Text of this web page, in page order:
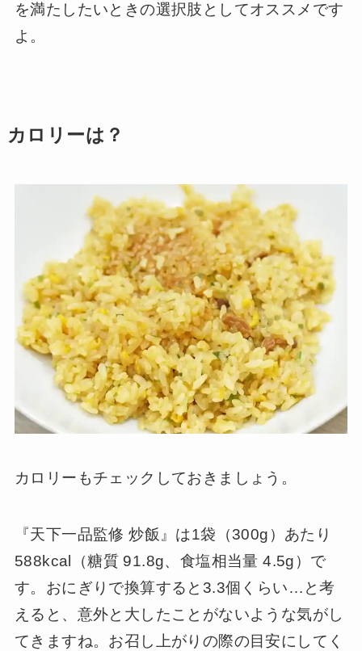
を満たしたいときの選択肢としてオススメです
よ。
カロリーは？
カロリーもチェックしておきましょう。
『天下一品監修 炒飯』は1袋（300g）あたり
588kcal（糖質 91.8g、食塩相当量 4.5g）で
す。おにぎりで換算すると3.3個くらい…と考
えると、意外と大したことがないような気がし
てきますね。お召し上がりの際の目安にしてく